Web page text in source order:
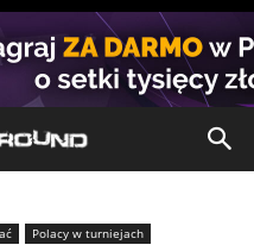
Polacy w turniejach